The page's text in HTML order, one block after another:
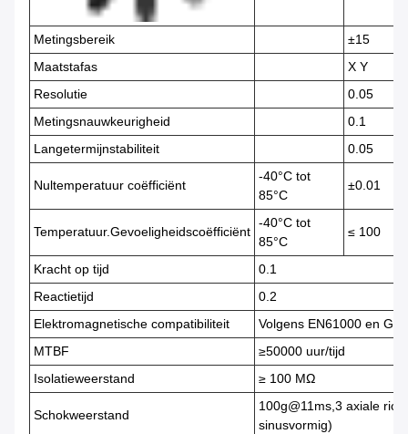
Metingsbereik
±15
Maatstafas
X Y
Resolutie
0.05
Metingsnauwkeurigheid
0.1
Langetermijnstabiliteit
0.05
Nultemperatuur coëfficiënt
-40°C tot
85°C
±0.01
Temperatuur.Gevoeligheidscoëfficiënt
-40°C tot
85°C
≤ 100
Kracht op tijd
0.1
Reactietijd
0.2
Elektromagnetische compatibiliteit
Volgens EN61000 en
MTBF
≥50000 uur/tijd
Isolatieweerstand
≥ 100 MΩ
Schokweerstand
100g@11ms,3 axiale
sinusvormig)